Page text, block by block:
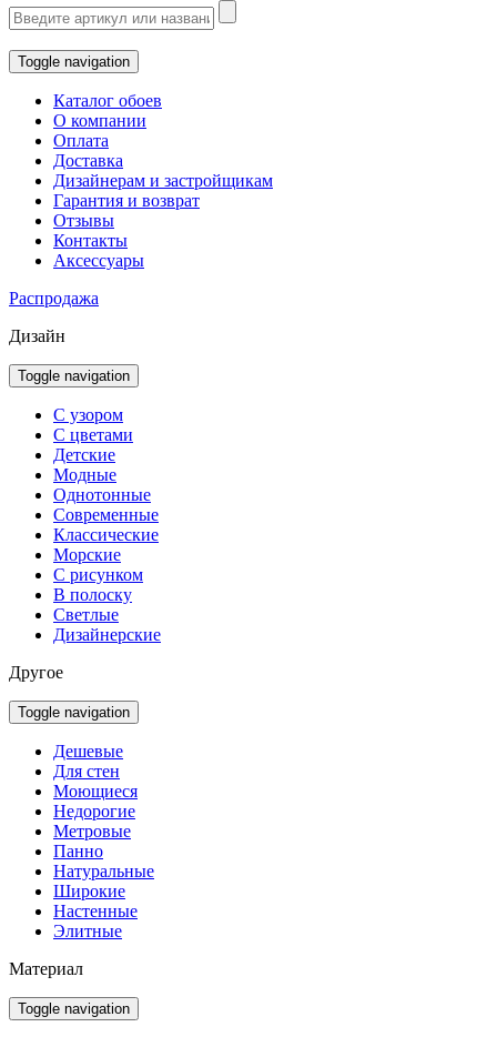
Toggle navigation
Каталог обоев
О компании
Оплата
Доставка
Дизайнерам и застройщикам
Гарантия и возврат
Отзывы
Контакты
Аксессуары
Распродажа
Дизайн
Toggle navigation
С узором
С цветами
Детские
Модные
Однотонные
Современные
Классические
Морские
С рисунком
В полоску
Светлые
Дизайнерские
Другое
Toggle navigation
Дешевые
Для стен
Моющиеся
Недорогие
Метровые
Панно
Натуральные
Широкие
Настенные
Элитные
Материал
Toggle navigation